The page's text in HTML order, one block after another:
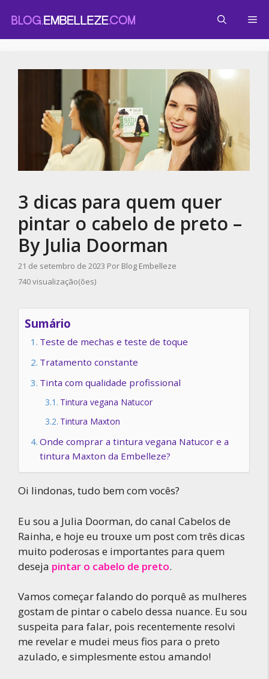
para
o
3 dicas para quem quer
pintar o cabelo de preto –
By Julia Doorman
21 de setembro de 2023 Por Blog Embelleze
740 visualização(ões)
Sumário
Teste de mechas e teste de toque
Tratamento constante
Tinta com qualidade profissional
Tintura vegana Natucor
Tintura Maxton
Onde comprar a tintura vegana Natucor e a
tintura Maxton da Embelleze?
Oi lindonas, tudo bem com vocês?
Eu sou a Julia Doorman, do canal Cabelos de
Rainha, e hoje eu trouxe um post com três dicas
muito poderosas e importantes para quem
deseja pintar o cabelo de preto.
Vamos começar falando do porquê as mulheres
gostam de pintar o cabelo dessa nuance. Eu sou
suspeita para falar, pois recentemente resolvi
me revelar e mudei meus fios para o preto
azulado, e simplesmente estou amando!